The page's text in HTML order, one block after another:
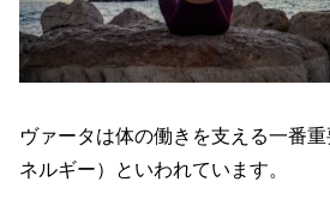
ヴァータは体の働きを支える一番
ネルギー）といわれています。